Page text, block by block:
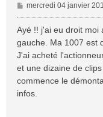
M
e
s
g
e
mercredi 04 janvier
Ayé !! j'ai eu droit moi
gauche. Ma 1007 est
J'ai acheté
et une dizaine de
commence le
infos.